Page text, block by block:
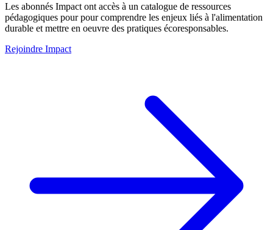
Les abonnés Impact ont accès à un catalogue de ressources
pédagogiques pour pour comprendre les enjeux liés à l'alimentation
durable et mettre en oeuvre des pratiques écoresponsables.
Rejoindre Impact